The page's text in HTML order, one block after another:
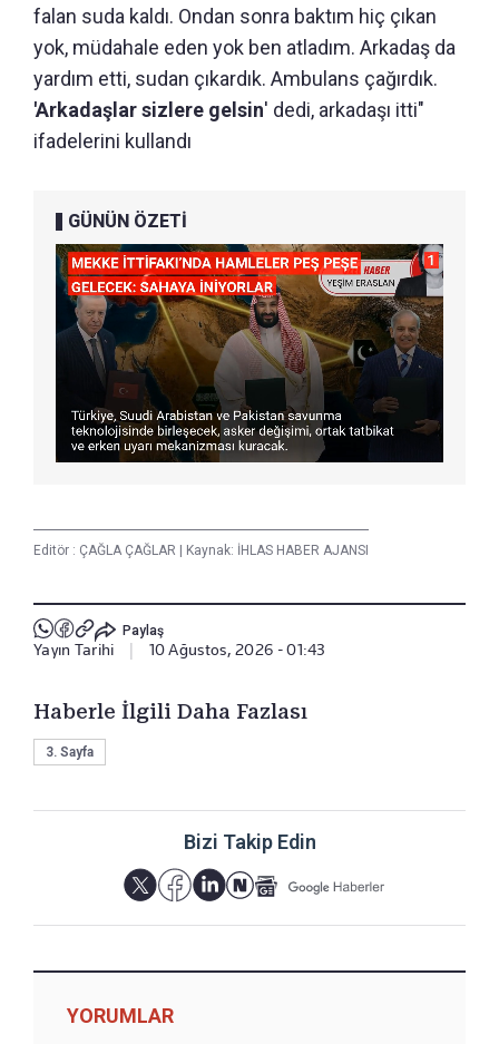
falan suda kaldı. Ondan sonra baktım hiç çıkan
yok, müdahale eden yok ben atladım. Arkadaş da
yardım etti, sudan çıkardık. Ambulans çağırdık.
'Arkadaşlar sizlere gelsin' dedi, arkadaşı itti"
ifadelerini kullandı
GÜNÜN ÖZETİ
Editör : ÇAĞLA ÇAĞLAR Kaynak: İHLAS HABER AJANSI
Paylaş
Yayın Tarihi 10 Ağustos, 2026 - 01:43
Haberle İlgili Daha Fazlası
3. Sayfa
Bizi Takip Edin
YORUMLAR